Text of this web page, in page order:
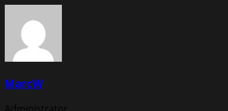
MarcW
Administrator